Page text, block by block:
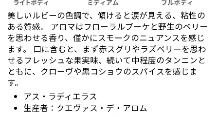
美しいルビーの色調で、傾けると涙が見える、粘性の
ある質感。 アロマはフローラルブーケと野生のベリー
を思わせる香り、僅かにスモークのニュアンスを感じ
ます。 口に含むと、まず赤スグリやラズベリーを思わ
せるフレッシュな果実味、続いて中程度のタンニンと
ともに、クローヴや黒コショウのスパイスを感じま
す。
アス・ラディエラス
クエヴァス・デ・アロム